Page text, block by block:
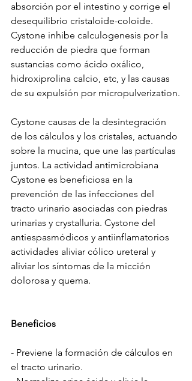
absorción por el intestino y corrige el
desequilibrio cristaloide-coloide.
Cystone inhibe calculogenesis por la
reducción de piedra que forman
sustancias como ácido oxálico,
hidroxiprolina calcio, etc, y las causas
de su expulsión por micropulverization.
Cystone causas de la desintegración
de los cálculos y los cristales, actuando
sobre la mucina, que une las partículas
juntos. La actividad antimicrobiana
Cystone es beneficiosa en la
prevención de las infecciones del
tracto urinario asociadas con piedras
urinarias y crystalluria. Cystone del
antiespasmódicos y antiinflamatorios
actividades aliviar cólico ureteral y
aliviar los síntomas de la micción
dolorosa y quema.
Beneficios
- Previene la formación de cálculos en
el tracto urinario.